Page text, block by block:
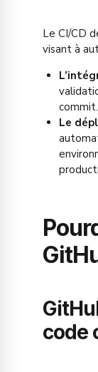
Le CI/CD
visant à
commit.
Le
code